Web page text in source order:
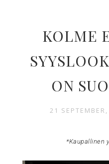
KOLME
ON
21
*Kaupallinen